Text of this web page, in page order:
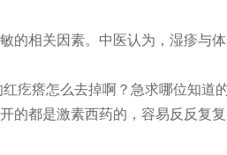
的相关因素。中医认为，湿疹与
疙瘩怎么去掉啊？急求哪位知道
的都是激素西药的，容易反反复